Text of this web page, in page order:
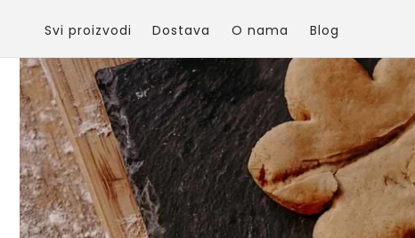
content
Svi proizvodi Dostava O nama Blog